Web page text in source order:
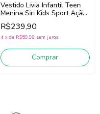
Vestido Livia Infantil Teen
Menina Siri Kids Sport Ação
41957 (Laranja)
R$239,90
4 x de R$59,98 sem juros
Comprar